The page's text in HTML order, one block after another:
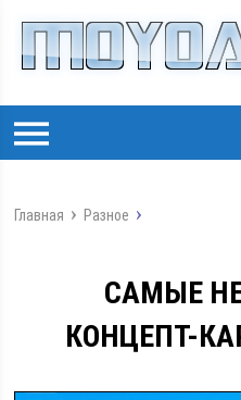
Главная Разное
САМЫЕ
КОНЦЕПТ-